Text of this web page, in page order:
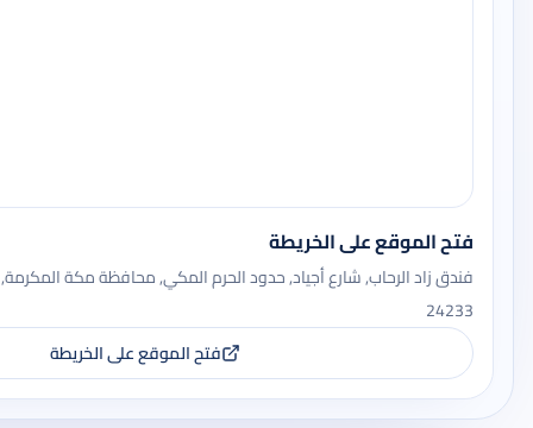
فتح الموقع على الخريطة
فندق زاد الرحاب, شارع أجياد, حدود الحرم المكي, محافظة مكة
24233
فتح الموقع على الخريطة